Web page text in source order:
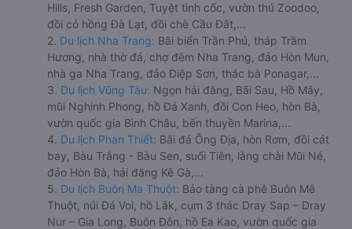
Hills, Fresh Garden, Tuyệt tình cốc, vườn thú Zoodoo,
đồi cỏ hồng Đà Lạt, đồi chè Cầu Đất,...
2. Du lịch Nha Trang: Bãi biển Trần Phú, tháp Trầm
Hương, nhà thờ đá, chợ đêm Nha Trang, đảo Hòn Mun,
nhà ga Nha Trang, đảo Điệp Sơn, thác bà Ponagar,...
3. Du lịch Vũng Tàu: Ngọn hải đăng, Bãi Sau, Hồ Mây,
mũi Nghinh Phong, hồ Đá Xanh, đồi Con Heo, hòn Bà,
vườn quốc gia Bình Châu, bến thuyền Marina,...
4. Du lịch Phan Thiết: Bãi đá Ông Địa, hòn Rơm, đồi cát
bay, Bàu Trắng - Bàu Sen, suối Tiên, làng chài Mũi Né,
đảo Hòn Bà, hải đăng Kê Gà,...
5. Du lịch Buôn Ma Thuột: Bảo tàng cà phê Buôn Mê
Thuột, núi Đá Voi, hồ Lắk, cụm 3 thác Dray Sap – Dray
Nur – Gia Long, Buôn Đôn, hồ Ea Kao, vườn quốc gia